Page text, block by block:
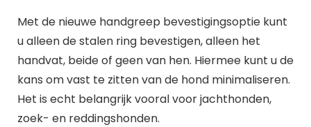
Met de nieuwe handgreep bevestigingsoptie kunt
u alleen de stalen ring bevestigen, alleen het
handvat, beide of geen van hen. Hiermee kunt u de
kans om vast te zitten van de hond minimaliseren.
Het is echt belangrijk vooral voor jachthonden,
zoek- en reddingshonden.